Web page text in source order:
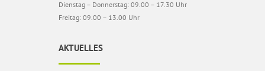
Dienstag – Donnerstag: 09.00 – 17.30 Uhr
Freitag: 09.00 – 13.00 Uhr
AKTUELLES